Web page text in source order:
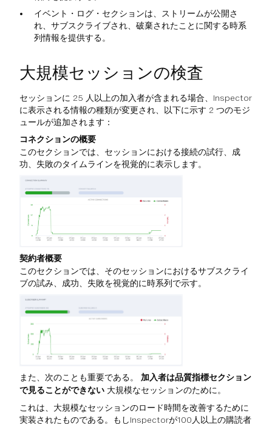
イベント・ログ・セクションは、ストリームが公開さ
れ、サブスクライブされ、破棄されたことに関する時系
列情報を提供する。
大規模セッションの検査
セッションに 25 人以上の加入者が含まれる場合、Inspector
に表示される情報の種類が変更され、以下に示す 2 つのモジ
ュールが追加されます：
コネクションの概要
このセクションでは、セッションにおける接続の試行、成
功、失敗のタイムラインを視覚的に表示します。
契約者概要
このセクションでは、そのセッションにおけるサブスクライ
ブの試み、成功、失敗を視覚的に時系列で示す。
また、次のことも重要である。 加入者は品質指標セクション
で見ることができない 大規模なセッションのために。
これは、大規模なセッションのロード時間を改善するために
実装されたものである。もしInspectorが100人以上の購読者